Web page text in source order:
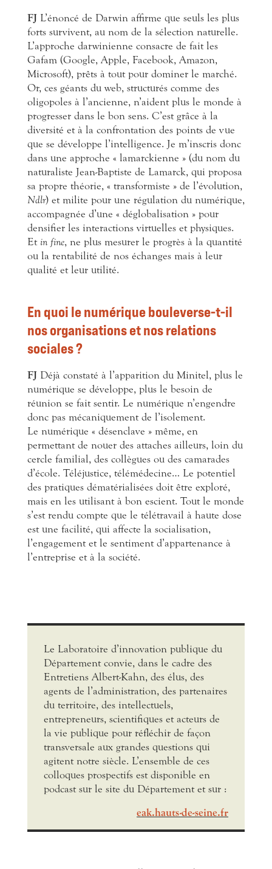
FJ L’énoncé de Darwin affirme que seuls les plus
forts survivent, au nom de la sélection naturelle.
L’approche darwinienne consacre de fait les
Gafam (Google, Apple, Facebook, Amazon,
Microsoft), prêts à tout pour dominer le marché.
Or, ces géants du web, structurés comme des
oligopoles à l’ancienne, n’aident plus le monde à
progresser dans le bon sens. C’est grâce à la
diversité et à la confrontation des points de vue
que se développe l’intelligence. Je m’inscris donc
dans une approche « lamarckienne » (du nom du
naturaliste Jean-Baptiste de Lamarck, qui proposa
sa propre théorie, « transformiste » de l’évolution,
Ndlr) et milite pour une régulation du numérique,
accompagnée d’une « déglobalisation » pour
densifier les interactions virtuelles et physiques.
Et in fine, ne plus mesurer le progrès à la quantité
ou la rentabilité de nos échanges mais à leur
qualité et leur utilité.
En quoi le numérique bouleverse-t-il
nos organisations et nos relations
sociales ?
FJ Déjà constaté à l’apparition du Minitel, plus le
numérique se développe, plus le besoin de
réunion se fait sentir. Le numérique n’engendre
donc pas mécaniquement de l’isolement.
Le numérique « désenclave » même, en
permettant de nouer des attaches ailleurs, loin du
cercle familial, des collègues ou des camarades
d’école. Téléjustice, télémédecine… Le potentiel
des pratiques dématérialisées doit être exploré,
mais en les utilisant à bon escient. Tout le monde
s’est rendu compte que le télétravail à haute dose
est une facilité, qui affecte la socialisation,
l’engagement et le sentiment d’appartenance à
l’entreprise et à la société.
Le Laboratoire d’innovation publique du
Département convie, dans le cadre des
Entretiens Albert-Kahn, des élus, des
agents de l’administration, des partenaires
du territoire, des intellectuels,
entrepreneurs, scientifiques et acteurs de
la vie publique pour réfléchir de façon
transversale aux grandes questions qui
agitent notre siècle. L’ensemble de ces
colloques prospectifs est disponible en
podcast sur le site du Département et sur :
eak.hauts-de-seine.fr